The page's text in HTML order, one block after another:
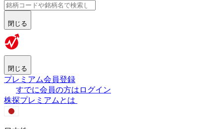
閉じる
閉じる
プレミアム会員登録
すでに会員の方はログイン
株探プレミアムとは